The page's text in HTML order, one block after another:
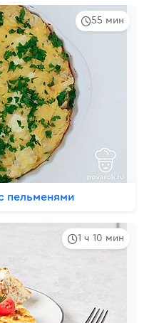
55 мин
пельменями
1 ч 10 мин